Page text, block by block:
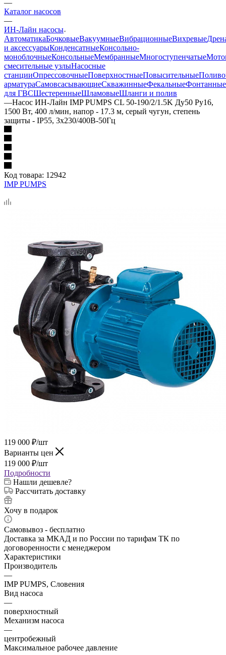
—
Каталог насосов
—
ИН-Лайн насосы
АвтоматикаБочковыеВакуумныеВибрационныеВихревые
и аксессуарыКонденсатныеКонсольно-
моноблочныеКонсольныеМембранныеМногоступенчатые
смесительные узлыНасосные
станцииОпрессовочныеПоверхностныеПовысительные
арматураСамовсасывающиеСкважинныеФекальныеФонтанные
для ГВСШестеренныеШламовыеШланги и полив
—Насос ИН-Лайн IMP PUMPS CL 50-190/2/1.5K Ду50 Ру16,
1500 Вт, 400 л/мин, напор - 17.3 м, серый чугун, степень
защиты - IP55, 3x230/400B-50Гц
Код товара: 12942
IMP PUMPS
119 000 ₽/шт
Варианты цен
119 000 ₽/шт
Подробности
Нашли дешевле?
Рассчитать доставку
Хочу в подарок
Самовывоз - бесплатно
Доставка за МКАД и по России по тарифам ТК по
договоренности с менеджером
Характеристики
Производитель
—
IMP PUMPS, Словения
Вид насоса
—
поверхностный
Механизм насоса
—
центробежный
Максимальное рабочее давление